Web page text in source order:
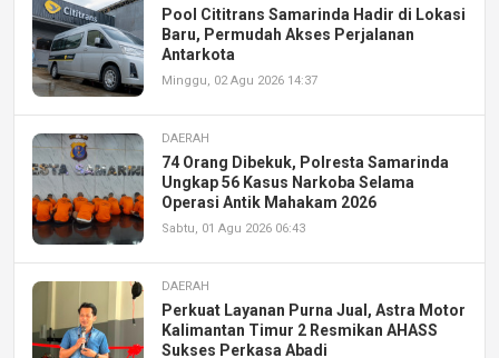
Pool Cititrans Samarinda Hadir di Lokasi
Baru, Permudah Akses Perjalanan
Antarkota
Minggu, 02 Agu 2026 14:37
DAERAH
74 Orang Dibekuk, Polresta Samarinda
Ungkap 56 Kasus Narkoba Selama
Operasi Antik Mahakam 2026
Sabtu, 01 Agu 2026 06:43
DAERAH
Perkuat Layanan Purna Jual, Astra Motor
Kalimantan Timur 2 Resmikan AHASS
Sukses Perkasa Abadi